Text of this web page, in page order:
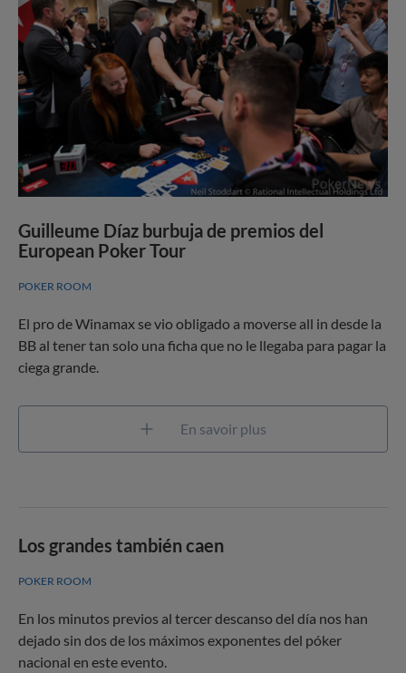
Guilleume Díaz burbuja de premios del
European Poker Tour
POKER ROOM
El pro de Winamax se vio obligado a moverse all in desde la
BB al tener tan solo una ficha que no le llegaba para pagar la
ciega grande.
En savoir plus
Los grandes también caen
POKER ROOM
En los minutos previos al tercer descanso del día nos han
dejado sin dos de los máximos exponentes del póker
nacional en este evento.